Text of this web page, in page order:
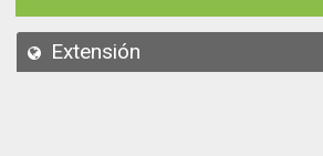
API
Extensión